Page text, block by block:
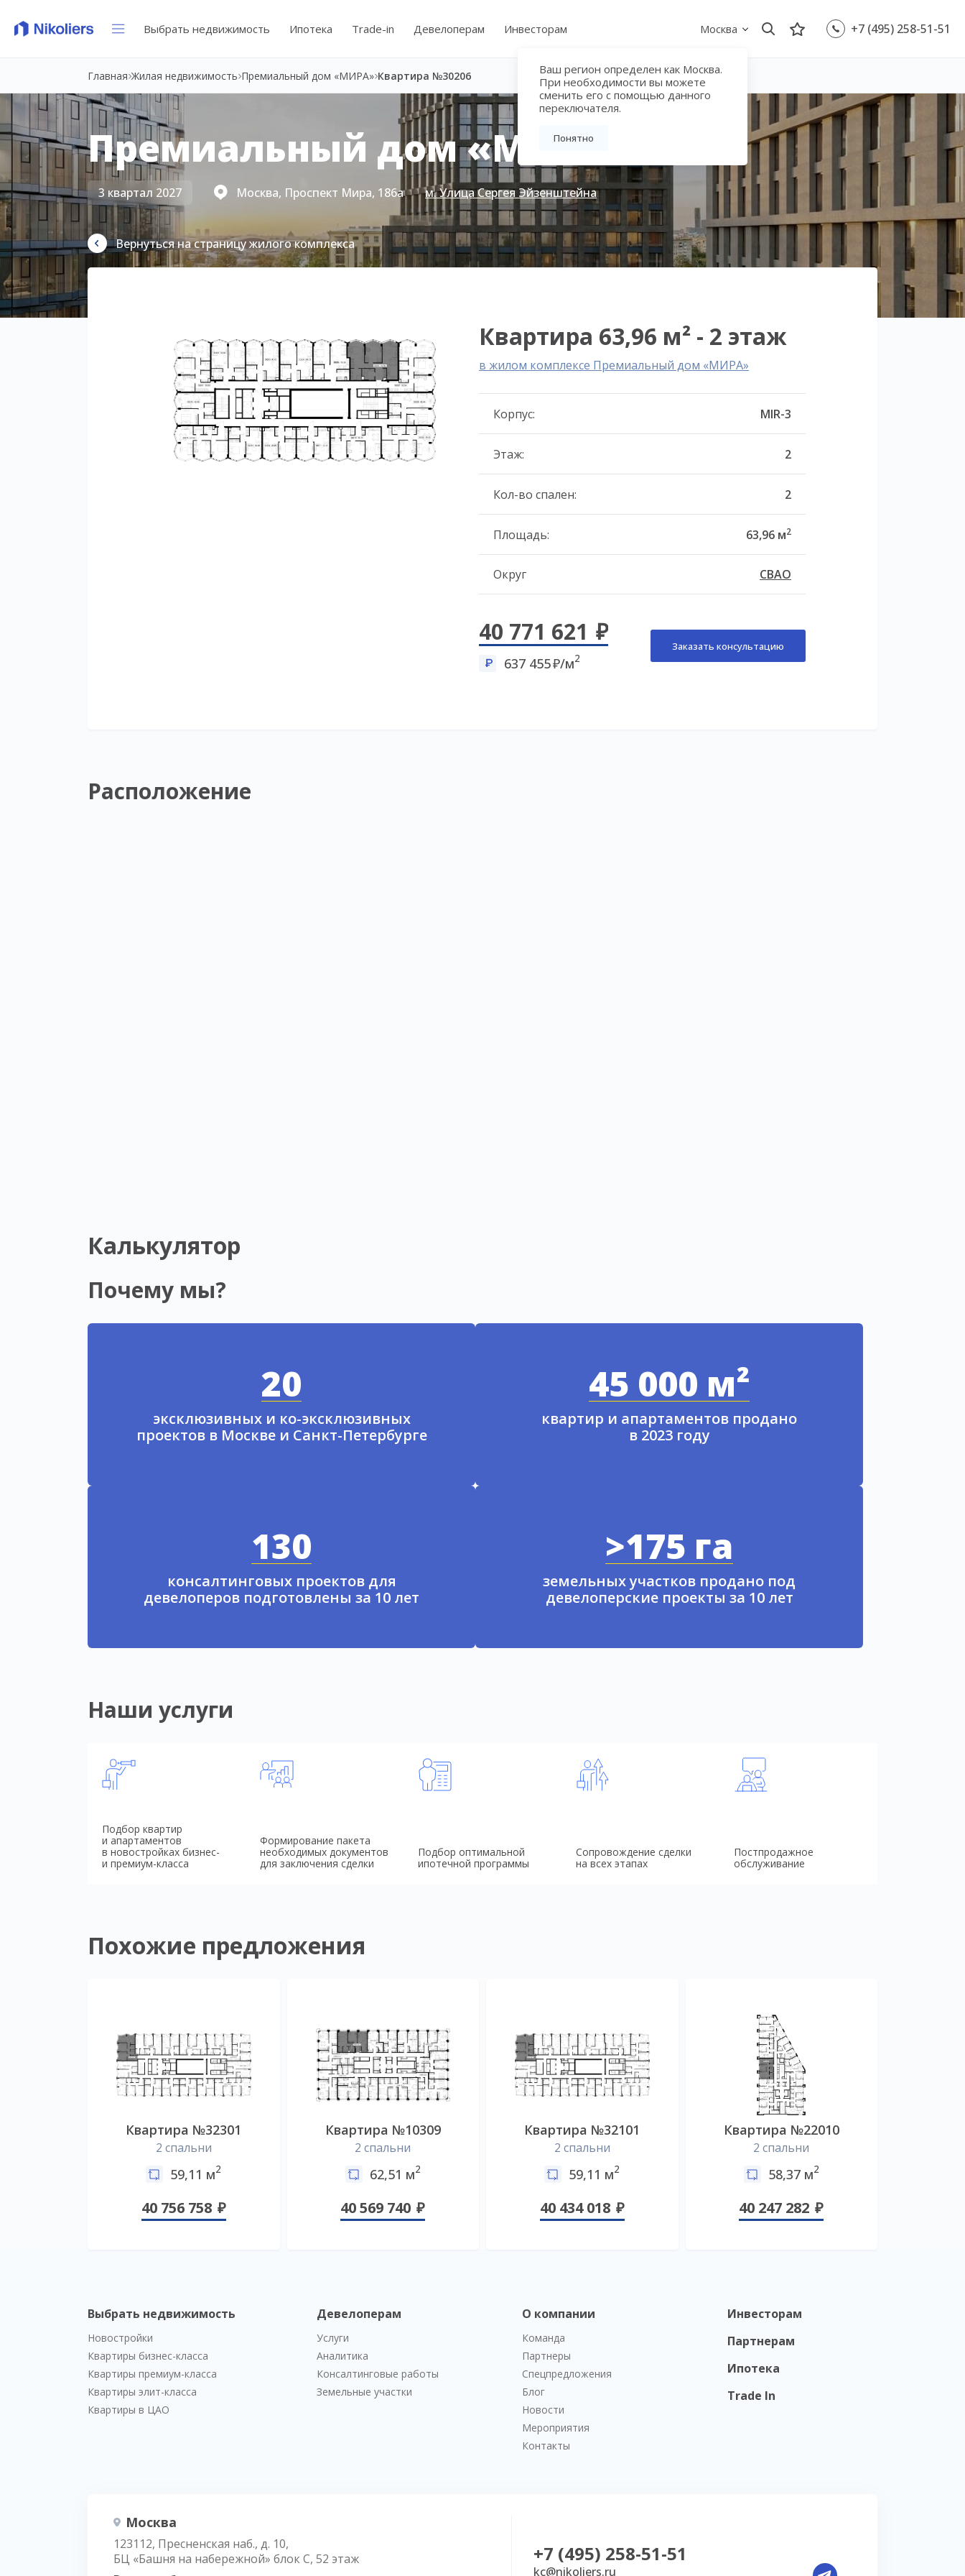
Выбрать недвижимость Ипотека Trade-in Девелоперам Инвесторам Москва
Ваш регион определен как Москва.
При необходимости вы можете
сменить его с помощью данного
переключателя.
Понятно
+7 (495) 258-51-51
Главная Жилая недвижимость Премиальный дом «МИРА» Квартира №30206
Премиальный дом «МИРА»
3 квартал 2027 Москва, Проспект Мира, 186а м. Улица Сергея Эйзенштейна
Вернуться на страницу жилого комплекса
Квартира 63,96 м² - 2 этаж
в жилом комплексе Премиальный дом «МИРА»
Корпус: MIR-3
Этаж: 2
Кол-во спален: 2
Площадь: 63,96 м2
Округ СВАО
40 771 621
637 455 /м2
Заказать консультацию
Расположение
Калькулятор
Почему мы?
20
эксклюзивных и ко-эксклюзивных
проектов в Москве и Санкт-Петербурге
45 000 м²
квартир и апартаментов продано
в 2023 году
130
консалтинговых проектов для
девелоперов подготовлены за 10 лет
>175 га
земельных участков продано под
девелоперские проекты за 10 лет
Наши услуги
Подбор квартир
и апартаментов
в новостройках бизнес-
и премиум-класса
Формирование пакета
необходимых документов
для заключения сделки
Подбор оптимальной
ипотечной программы
Сопровождение сделки
на всех этапах
Постпродажное
обслуживание
Похожие предложения
Квартира №32301
2 спальни
59,11 м2
40 756 758
Квартира №10309
2 спальни
62,51 м2
40 569 740
Квартира №32101
2 спальни
59,11 м2
40 434 018
Квартира №22010
2 спальни
58,37 м2
40 247 282
Выбрать недвижимость
Новостройки
Квартиры бизнес-класса
Квартиры премиум-класса
Квартиры элит-класса
Квартиры в ЦАО
Девелоперам
Услуги
Аналитика
Консалтинговые работы
Земельные участки
О компании
Команда
Партнеры
Спецпредложения
Блог
Новости
Мероприятия
Контакты
Инвесторам
Партнерам
Ипотека
Trade In
Москва
123112, Пресненская наб., д. 10,
БЦ «Башня на набережной» блок С, 52 этаж
+7 (495) 258-51-51
kc@nikoliers.ru